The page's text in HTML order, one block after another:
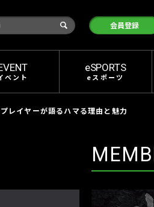
検
会員登録
ベント
eSPORTS
eスポーツ
レイヤーが語るハマる理由と魅力